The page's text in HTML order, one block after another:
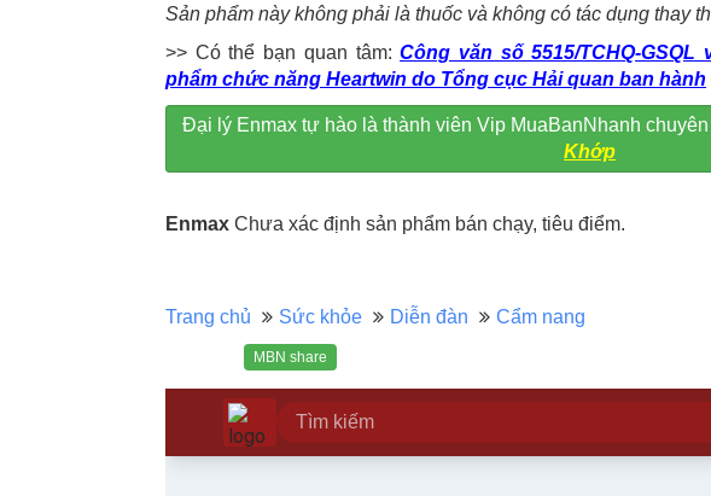
Sản phẩm này không phải là thuốc và không có tác dụng thay
>> Có thể bạn quan tâm:Công văn số 5515/TCHQ-
phẩm chức năng Heartwin do Tổng cục Hải quan ban hành
Đại lý Enmax tự hào là thành viên Vip MuaBanNhanh chuyên
Khớp
Enmax Chưa xác định sản phẩm bán chạy, tiêu điểm.
Trang chủ Sức khỏe Diễn đàn Cẩm nang
MBN share